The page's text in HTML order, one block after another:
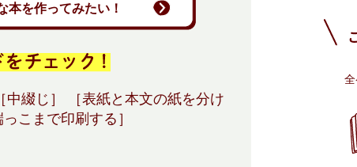
本を作ってみたい！
中綴じ］ ［表紙と本文の紙を分け
こまで印刷する］